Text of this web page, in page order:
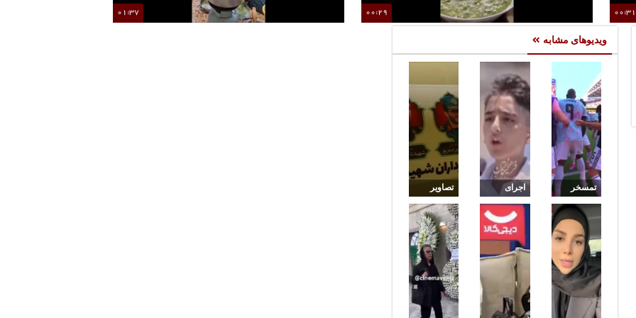
00:31
00:29
01:37
ویدیوهای مشابه
تمسخر
ترامپ
توسط
بلژیکی‌ها
پس از
حذف
آمریکا از
جام جهانی
اجرای
خواننده‌ای
که
گذرنامه‌اش
توقیف شد
روی پل
بمباران
شده B1
کرج
تصاویر
حملات
موشکی
بامدادی
هوافضای
سپاه به
پایگاه‌های
آمریکا در
منطقه